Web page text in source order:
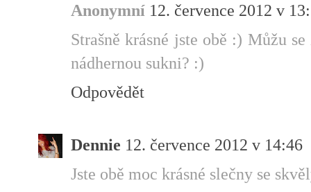
Anonymní 12. července 2012 v
Strašně krásné jste obě :) Můžu
nádhernou sukni? :)
Odpovědět
Dennie 12. července 2012 v 14:46
Jste obě moc krásné slečny se